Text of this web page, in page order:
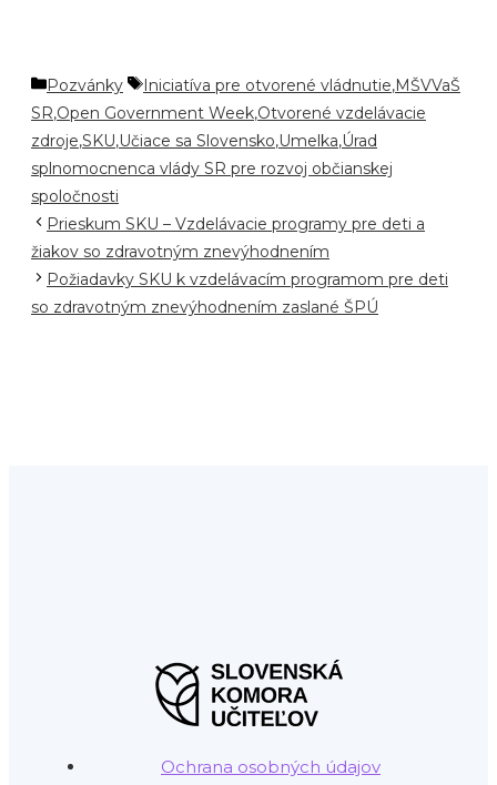
Kategórie
Pozvánky Značky
Iniciatíva pre otvorené vládnutie,MŠVVaŠ
SR,Open Government Week,Otvorené vzdelávacie
zdroje,SKU,Učiace sa Slovensko,Umelka,Úrad
splnomocnenca vlády SR pre rozvoj občianskej
spoločnosti
Prieskum SKU – Vzdelávacie programy pre deti a
žiakov so zdravotným znevýhodnením
Požiadavky SKU k vzdelávacím programom pre deti
so zdravotným znevýhodnením zaslané ŠPÚ
Ochrana osobných údajov